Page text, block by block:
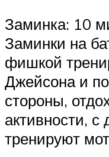
Заминка: 10
Заминки на
фишкой
Джейсона и
стороны,
активности, с
тренируют